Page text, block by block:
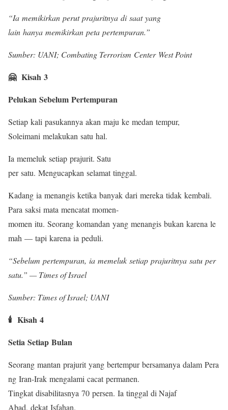
“Ia memikirkan perut prajuritnya di saat yang
lain hanya memikirkan peta pertempuran.”
Sumber: UANI; Combating Terrorism Center West Point
🤗 Kisah 3
Pelukan Sebelum Pertempuran
Setiap kali pasukannya akan maju ke medan tempur,
Soleimani melakukan satu hal.
Ia memeluk setiap prajurit. Satu
per satu. Mengucapkan selamat tinggal.
Kadang ia menangis ketika banyak dari mereka tidak kembali.
Para saksi mata mencatat momen-
momen itu. Seorang komandan yang menangis bukan karena le
mah — tapi karena ia peduli.
“Sebelum pertempuran, ia memeluk setiap prajuritnya satu per
satu.” — Times of Israel
Sumber: Times of Israel; UANI
🕯️ Kisah 4
Setia Setiap Bulan
Seorang mantan prajurit yang bertempur bersamanya dalam Pera
ng Iran-Irak mengalami cacat permanen.
Tingkat disabilitasnya 70 persen. Ia tinggal di Najaf
Abad, dekat Isfahan.